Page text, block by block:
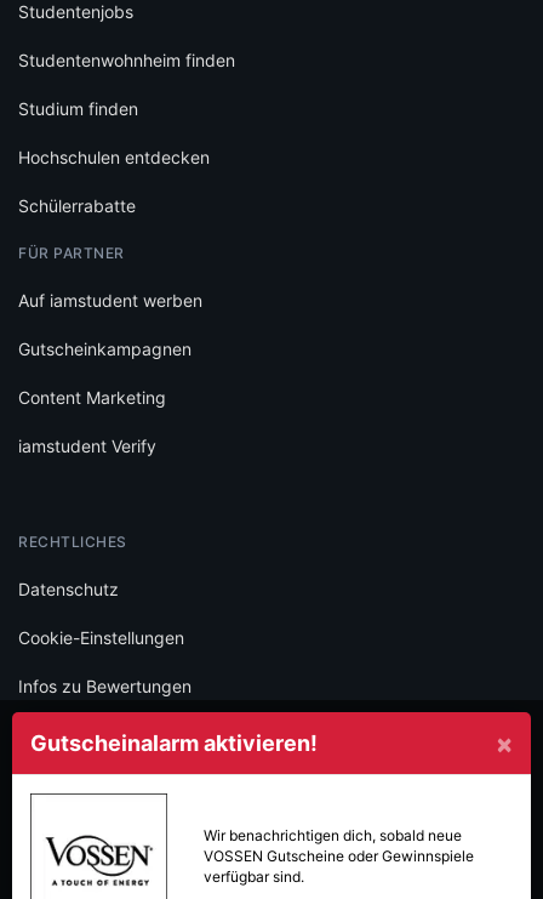
×
Gutscheinalarm aktivieren!
Wir benachrichtigen dich, sobald neue
VOSSEN Gutscheine oder Gewinnspiele
verfügbar sind.
Studentenjobs
Studentenwohnheim finden
Studium finden
Hochschulen entdecken
Schülerrabatte
FÜR PARTNER
Auf iamstudent werben
Gutscheinkampagnen
Content Marketing
iamstudent Verify
RECHTLICHES
Datenschutz
Cookie-Einstellungen
Infos zu Bewertungen
AGB
Folge iamstudent und verpasse keine Deals mehr.